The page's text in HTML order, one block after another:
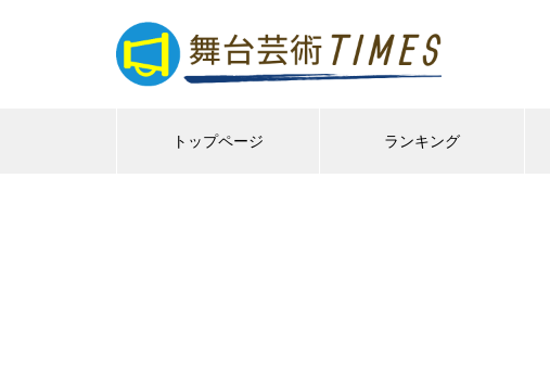
トップページ ランキング